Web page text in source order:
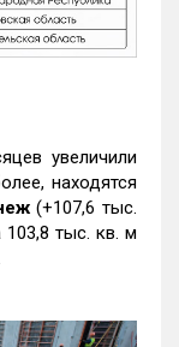
увеличили
находятся
(+107,6 тыс.
тыс. кв. м